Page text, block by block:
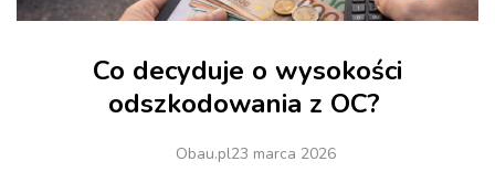
Co decyduje o wysokości
odszkodowania z OC?
Obau.pl23 marca 2026